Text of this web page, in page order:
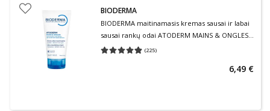
BIODERMA
BIODERMA maitinamasis kremas sausai ir labai
sausai rankų odai ATODERM MAINS & ONGLES,
50 ml
(225)
Vidutinis įvertinimas 4.86
6,49 €